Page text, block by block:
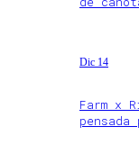
Dic 14
Farm x